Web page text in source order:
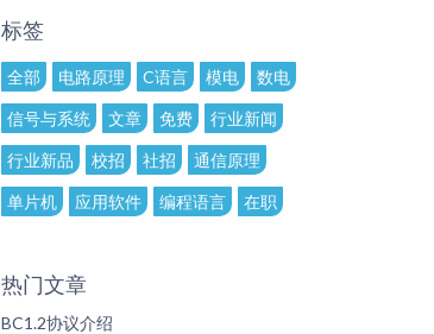
标签
全部 电路原理 C语言 模电 数电
信号与系统 文章 免费 行业新闻
行业新品 校招 社招 通信原理
单片机 应用软件 编程语言 在职
热门文章
BC1.2协议介绍